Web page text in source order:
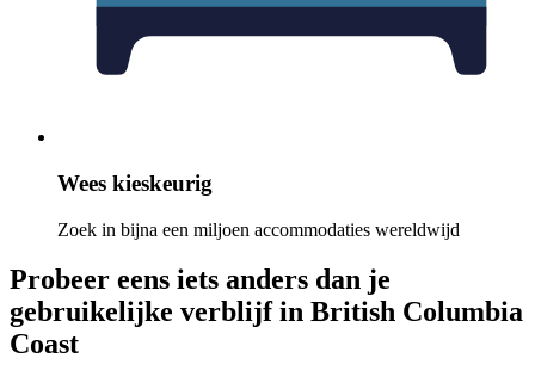
Wees kieskeurig
Zoek in bijna een miljoen accommodaties wereldwijd
Probeer eens iets anders dan je
gebruikelijke verblijf in British Columbia
Coast